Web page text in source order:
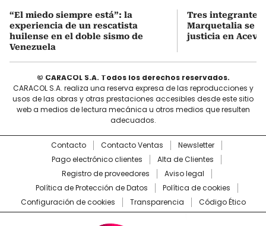
“El miedo siempre está”: la
experiencia de un rescatista
huilense en el doble sismo de
Venezuela
Tres integrantes
Marquetalia se
justicia en
© CARACOL S.A. Todos los derechos reservados.
CARACOL S.A. realiza una reserva expresa de las reproducciones y
usos de las obras y otras prestaciones accesibles desde este sitio
web a medios de lectura mecánica u otros medios que resulten
adecuados.
Contacto Contacto Ventas
Newsletter
Pago electrónico clientes
Alta de Clientes
Registro de proveedores
Aviso legal
Política de Protección de Datos
Política de cookies
Configuración de cookies
Transparencia Código Ético